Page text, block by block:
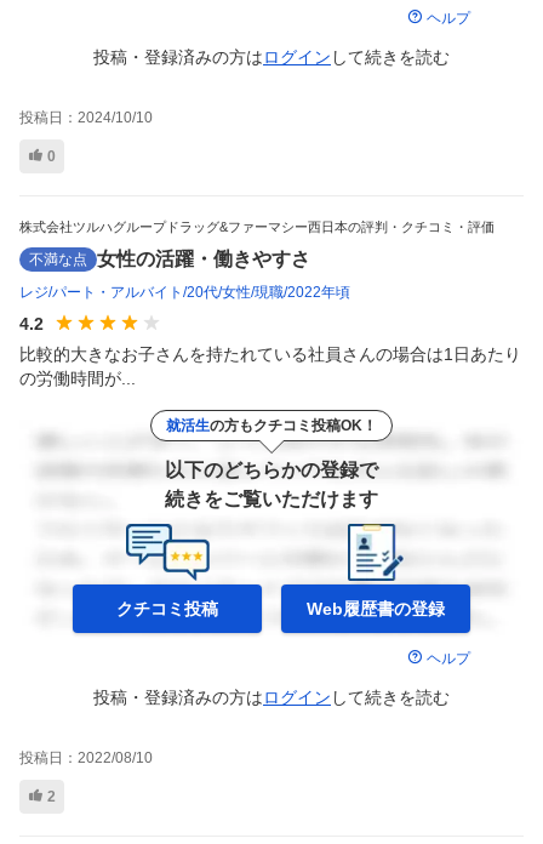
ヘルプ
投稿・登録済みの方はログイン して続きを読む
投稿日： 2024/10/10
0
株式会社ツルハグループドラッグ&ファーマシー西日本の評判・クチコミ・評価
不満な点 女性の活躍・働きやすさ
レジ パート・アルバイト 20代 女性 現職 2022年頃
4.2
比較的大きなお子さんを持たれている社員さんの場合は1日あたり
の労働時間が...
就活生の方もクチコミ投稿OK！
以下のどちらかの登録で
続きをご覧いただけます
クチコミ投稿 Web履歴書の登録
ヘルプ
投稿・登録済みの方はログイン して続きを読む
投稿日： 2022/08/10
2